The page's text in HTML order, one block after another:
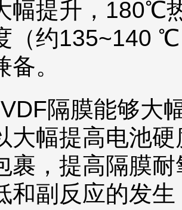
幅提升，180℃
（约135~140
。
隔膜能够大
大幅提高电池
裹，提高隔膜
和副反应的发